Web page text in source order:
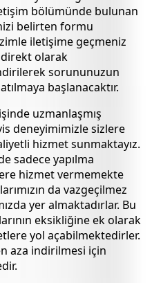
bölümünde bulunan
belirten formu
iletişime geçmeniz
olarak
sorununuzun
başlanacaktır.
uzmanlaşmış
deneyimimizle sizlere
hizmet sunmaktayız.
sadece yapılma
hizmet vermemekte
da vazgeçilmez
yer almaktadırlar. Bu
eksikliğine ek olarak
yol açabilmektedirler.
aza indirilmesi için